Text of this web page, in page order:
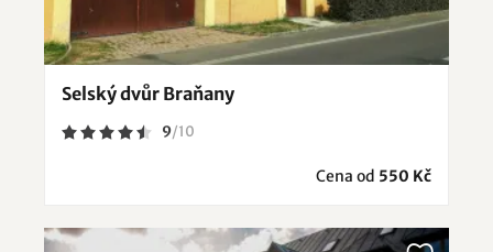
Selský dvůr Braňany
9/10
Cena od 550 Kč